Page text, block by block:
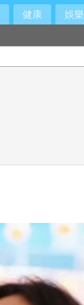
健康 娛樂